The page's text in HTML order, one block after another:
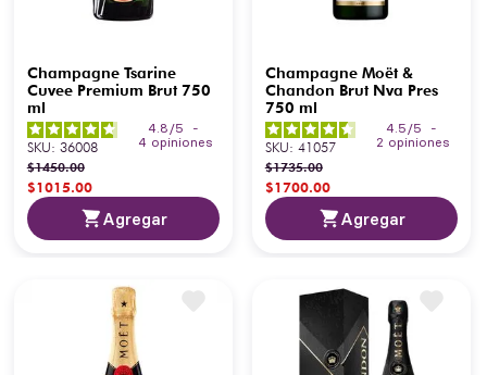
Champagne Tsarine
Cuvee Premium Brut 750
ml
4.8 /5
-
4 opiniones
SKU: 36008
$1450.00
$1015.00
Agregar
Champagne Moët &
Chandon Brut Nva Pres
750 ml
4.5 /5
-
2 opiniones
SKU: 41057
$1735.00
$1700.00
Agregar